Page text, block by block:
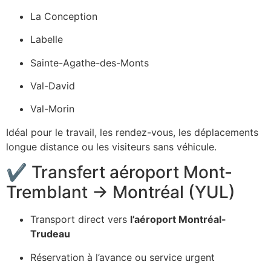
La Conception
Labelle
Sainte-Agathe-des-Monts
Val-David
Val-Morin
Idéal pour le travail, les rendez-vous, les déplacements
longue distance ou les visiteurs sans véhicule.
✔ Transfert aéroport Mont-
Tremblant → Montréal (YUL)
Transport direct vers l’aéroport Montréal-
Trudeau
Réservation à l’avance ou service urgent